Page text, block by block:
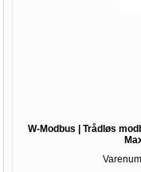
W-Modbus | Trådløs